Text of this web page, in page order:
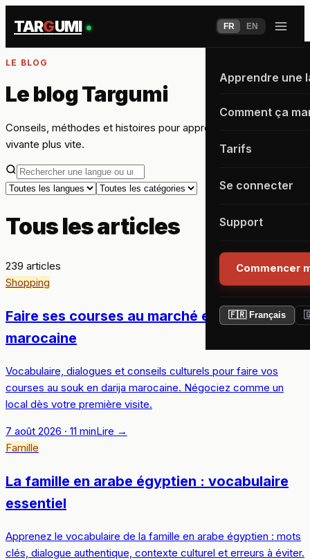
TARGUMI FR EN
Apprendre une
Comment ça
Tarifs
Se connecter
Support
Commencer
🇫🇷 Français
LE BLOG
Le blogTargumi
Conseils, méthodes et histoires pour apprendre une langue
vivante plus vite.
Tous les articles
239 articles
Shopping
Faire ses courses au marché en darija
marocaine
Vocabulaire, dialogues et conseils culturels pour faire vos
courses au souk en darija marocaine. Négociez comme un
local dès votre première visite.
7 août 2026 · 11 minLire →
Famille
La famille en arabe égyptien : vocabulaire
essentiel
Apprenez le vocabulaire de la famille en arabe égyptien : mots
clés, dialogue authentique, contexte culturel et erreurs à éviter.